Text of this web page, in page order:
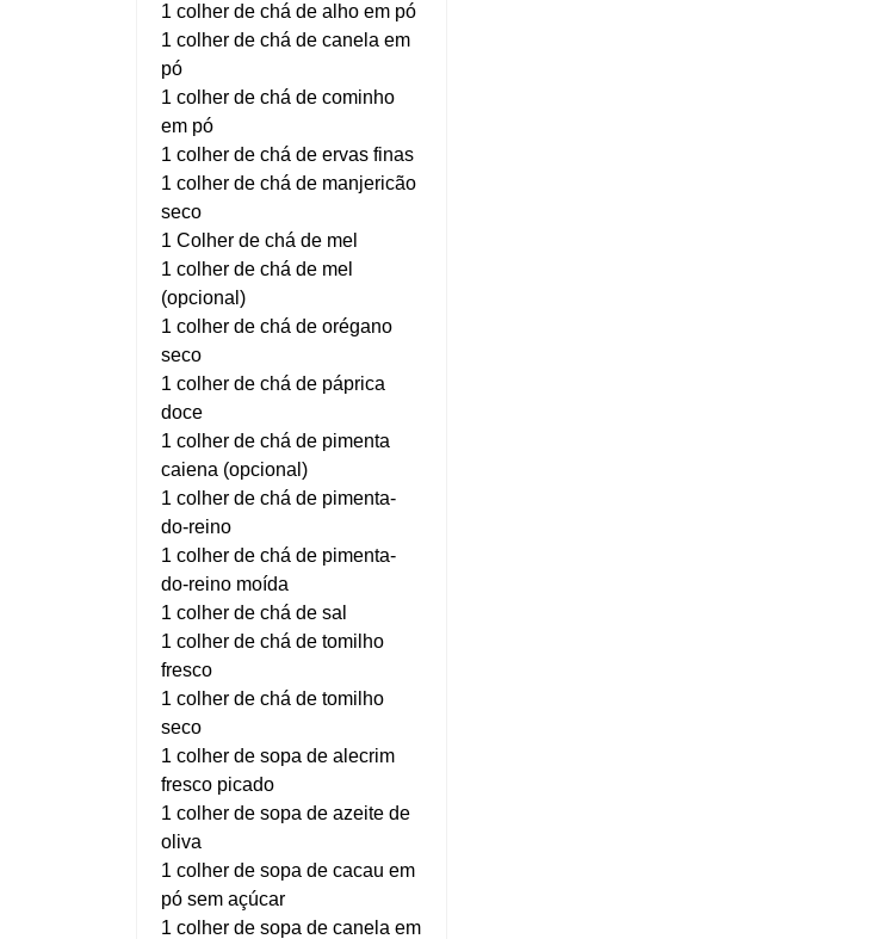
1 colher de chá de alho em pó
1 colher de chá de canela em
pó
1 colher de chá de cominho
em pó
1 colher de chá de ervas finas
1 colher de chá de manjericão
seco
1 Colher de chá de mel
1 colher de chá de mel
(opcional)
1 colher de chá de orégano
seco
1 colher de chá de páprica
doce
1 colher de chá de pimenta
caiena (opcional)
1 colher de chá de pimenta-
do-reino
1 colher de chá de pimenta-
do-reino moída
1 colher de chá de sal
1 colher de chá de tomilho
fresco
1 colher de chá de tomilho
seco
1 colher de sopa de alecrim
fresco picado
1 colher de sopa de azeite de
oliva
1 colher de sopa de cacau em
pó sem açúcar
1 colher de sopa de canela em